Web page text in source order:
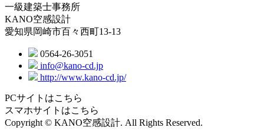
一級建築士事務所
KANO空感設計
愛知県岡崎市百々西町13-13
0564-26-3051
info@kano-cd.jp
http://www.kano-cd.jp/
PCサイトはこちら
スマホサイトはこちら
Copyright © KANO空感設計. All Rights Reserved.